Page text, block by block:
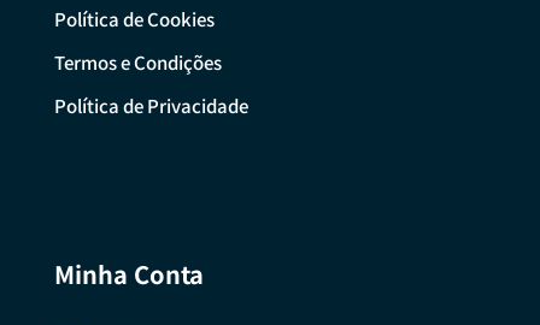
Política de Cookies
Termos e Condições
Política de Privacidade
Minha Conta